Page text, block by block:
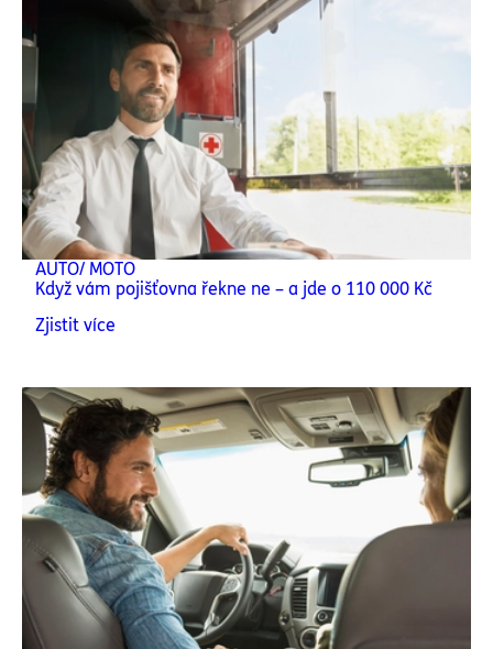
AUTO/ MOTO
Když vám pojišťovna řekne ne – a jde o 110 000 Kč
Zjistit více